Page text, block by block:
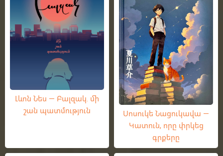
Լևոն Նես — Բալզակ. մի
շան պատմություն
Սոսուկե Նացուկավա —
Կատուն, որը փրկեց
գրքերը